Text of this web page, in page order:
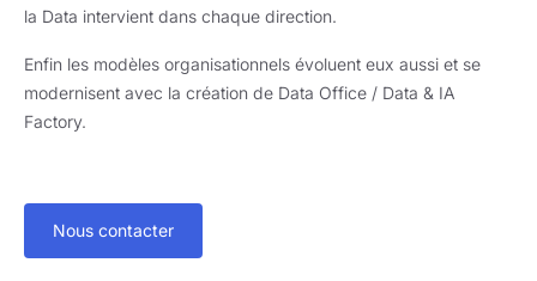
la Data intervient dans chaque direction.
Enfin les modèles organisationnels évoluent eux aussi et se
modernisent avec la création de Data Office / Data & IA
Factory.
Nous contacter